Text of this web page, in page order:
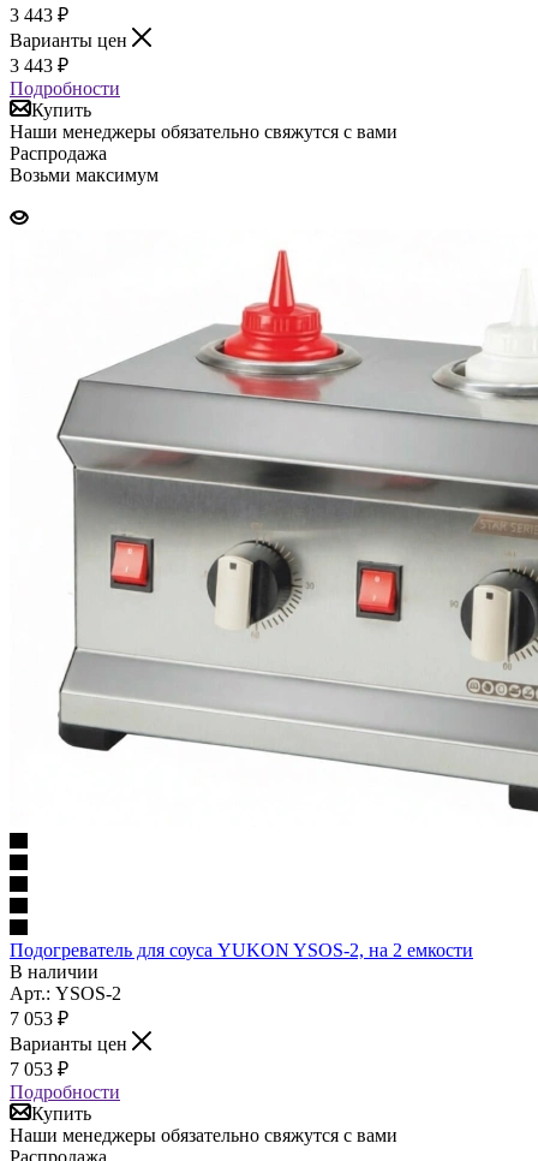
3 443 ₽
Варианты цен
3 443 ₽
Подробности
Купить
Наши менеджеры обязательно свяжутся с вами
Распродажа
Возьми максимум
Подогреватель для соуса YUKON YSOS-2, на 2 емкости
В наличии
Арт.: YSOS-2
7 053 ₽
Варианты цен
7 053 ₽
Подробности
Купить
Наши менеджеры обязательно свяжутся с вами
Распродажа